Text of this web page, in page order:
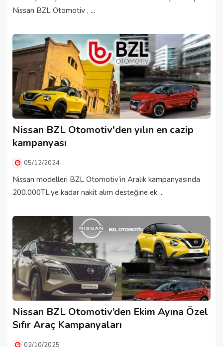
Nissan BZL Otomotiv , ...
Nissan BZL Otomotiv'den yılın en cazip
kampanyası
05/12/2024
Nissan modelleri BZL Otomotiv’in Aralık kampanyasında
200.000TL’ye kadar nakit alım desteğine ek ...
Nissan BZL Otomotiv’den Ekim Ayına Özel
Sıfır Araç Kampanyaları
02/10/2025